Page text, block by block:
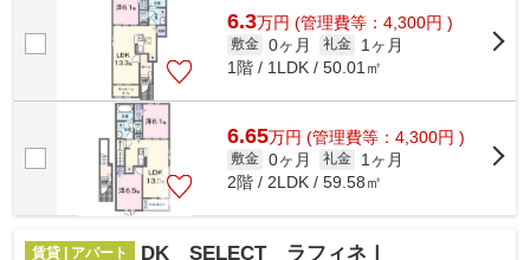
6.3万円 (管理費等：4,300円 )
敷金 0ヶ月 礼金
1ヶ月
1階 / 1LDK / 50.01㎡
6.65万円 (管理費等：4,300円 )
敷金 0ヶ月 礼金
1ヶ月
2階 / 2LDK / 59.58㎡
賃貸 | アパート DK SELECT ラフィネⅠ